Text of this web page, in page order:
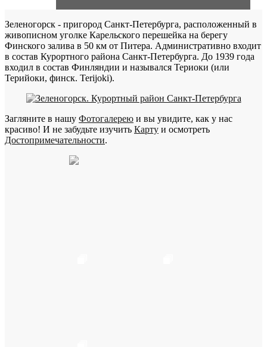
Зеленогорск - пригород Санкт-Петербурга, расположенный в
живописном уголке Карельского перешейка на берегу
Финского залива в 50 км от Питера. Административно входит
в состав Курортного района Санкт-Петербурга. До 1939 года
входил в состав Финляндии и назывался Териоки (или
Терийоки, финск. Terijoki).
Загляните в нашу Фотогалерею и вы увидите, как у нас
красиво! И не забудьте изучить Карту и осмотреть
Достопримечательности.